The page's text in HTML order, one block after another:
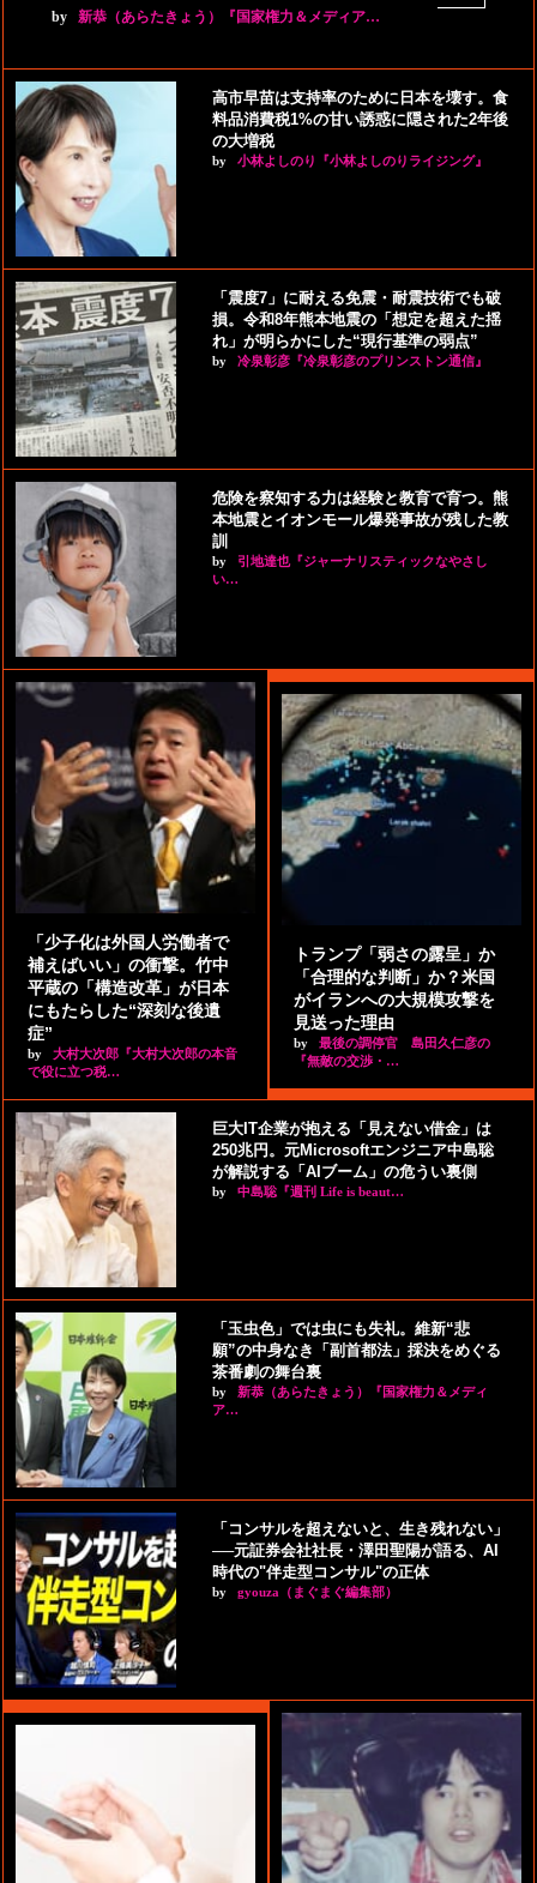
by 新恭（あらたきょう）『国家権力＆メディア…
高市早苗は支持率のために日本を壊す。食
料品消費税1%の甘い誘惑に隠された2年後
の大増税
by 小林よしのり『小林よしのりライジング』
「震度7」に耐える免震・耐震技術でも破
損。令和8年熊本地震の「想定を超えた揺
れ」が明らかにした“現行基準の弱点”
by 冷泉彰彦『冷泉彰彦のプリンストン通信』
危険を察知する力は経験と教育で育つ。熊
本地震とイオンモール爆発事故が残した教
訓
by
引地達也『ジャーナリスティックなやさし
い…
「少子化は外国人労働者で
補えばいい」の衝撃。竹中
平蔵の「構造改革」が日本
にもたらした“深刻な後遺
症”
by
大村大次郎『大村大次郎の本音
で役に立つ税…
トランプ「弱さの露呈」か
「合理的な判断」か？米国
がイランへの大規模攻撃を
見送った理由
by
最後の調停官 島田久仁彦の
『無敵の交渉・…
巨大IT企業が抱える「見えない借金」は
250兆円。元Microsoftエンジニア中島聡
が解説する「AIブーム」の危うい裏側
by 中島聡『週刊 Life is beaut…
「玉虫色」では虫にも失礼。維新“悲
願”の中身なき「副首都法」採決をめぐる
茶番劇の舞台裏
by
新恭（あらたきょう）『国家権力＆メディ
ア…
「コンサルを超えないと、生き残れない」
──元証券会社社長・澤田聖陽が語る、AI
時代の"伴走型コンサル"の正体
by gyouza（まぐまぐ編集部）